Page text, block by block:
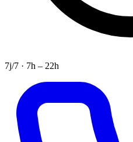
7j/7 · 7h – 22h